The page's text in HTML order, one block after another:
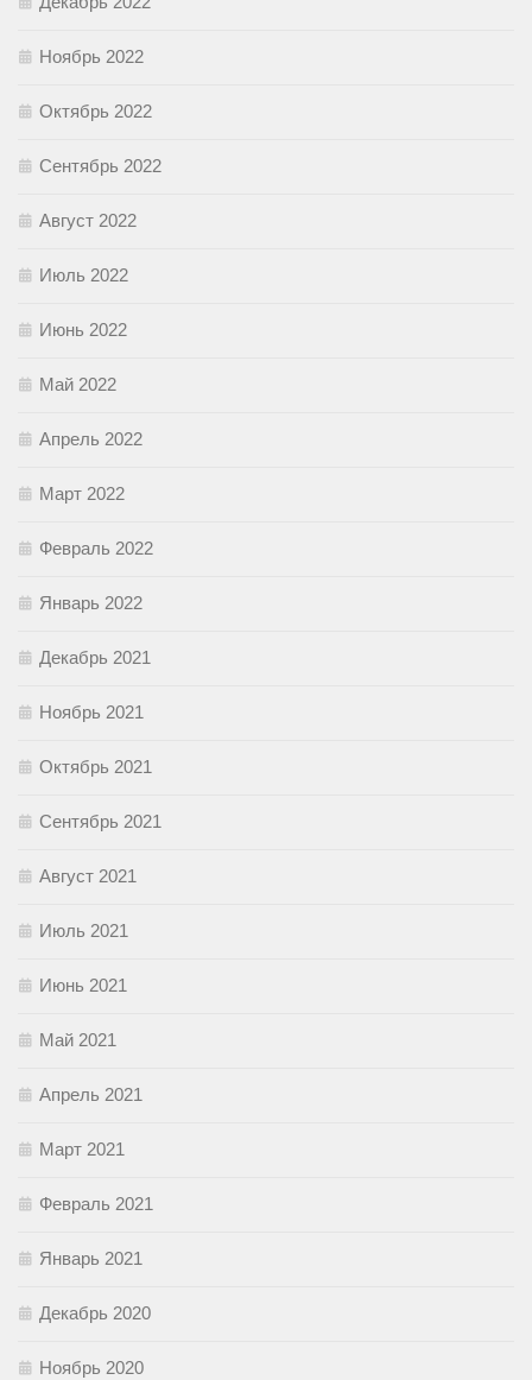
Ноябрь 2022
Октябрь 2022
Сентябрь 2022
Август 2022
Июль 2022
Июнь 2022
Май 2022
Апрель 2022
Март 2022
Февраль 2022
Январь 2022
Декабрь 2021
Ноябрь 2021
Октябрь 2021
Сентябрь 2021
Август 2021
Июль 2021
Июнь 2021
Май 2021
Апрель 2021
Март 2021
Февраль 2021
Январь 2021
Декабрь 2020
Ноябрь 2020